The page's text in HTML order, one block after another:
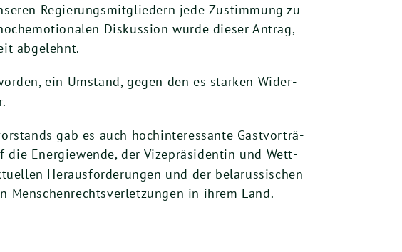
Regie­rungs­mit­glie­dern jede Zustim­mung zu
Dis­kus­si­on wur­de die­ser Antrag,
abgelehnt.
ein Umstand, gegen den es star­ken Wider­
gab es auch hoch­in­ter­es­san­te Gast­vor­trä­
die Ener­gie­wen­de, der Vize­prä­si­den­tin und Wett­
Her­aus­for­de­run­gen und der bela­rus­si­schen
Men­schen­rechts­ver­let­zun­gen in ihrem Land.